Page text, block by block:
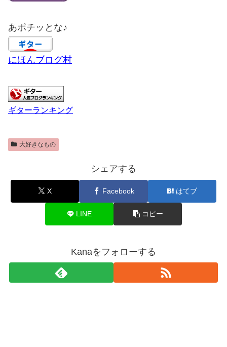
あポチッとな♪
にほんブログ村
ギターランキング
大好きなもの
シェアする
X Facebook はてブ
LINE コピー
Kanaをフォローする